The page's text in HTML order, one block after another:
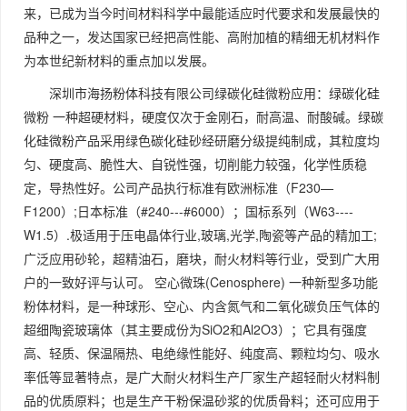
来，已成为当今时间材料科学中最能适应时代要求和发展最快的
品种之一，发达国家已经把高性能、高附加植的精细无机材料作
为本世纪新材料的重点加以发展。
深圳市海扬粉体科技有限公司绿碳化硅微粉应用：绿碳化硅
微粉 一种超硬材料，硬度仅次于金刚石，耐高温、耐酸碱。绿碳
化硅微粉产品采用绿色碳化硅砂经研磨分级提纯制成，其粒度均
匀、硬度高、脆性大、自锐性强，切削能力较强，化学性质稳
定，导热性好。公司产品执行标准有欧洲标准（F230—
F1200）;日本标准（#240---#6000）；国标系列（W63----
W1.5）.极适用于压电晶体行业,玻璃,光学,陶瓷等产品的精加工;
广泛应用砂轮，超精油石，磨块，耐火材料等行业，受到广大用
户的一致好评与认可。 空心微珠(Cenosphere) 一种新型多功能
粉体材料，是一种球形、空心、内含氮气和二氧化碳负压气体的
超细陶瓷玻璃体（其主要成份为SiO2和Al2O3）；它具有强度
高、轻质、保温隔热、电绝缘性能好、纯度高、颗粒均匀、吸水
率低等显著特点，是广大耐火材料生产厂家生产超轻耐火材料制
品的优质原料；也是生产干粉保温砂浆的优质骨料；还可应用于